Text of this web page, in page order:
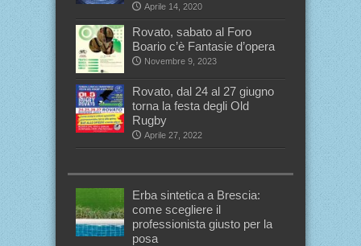
Aprile 14, 2020
Rovato, sabato al Foro
Boario c’è Fantasie d’opera
Novembre 9, 2023
Rovato, dal 24 al 27 giugno
torna la festa degli Old
Rugby
Aprile 27, 2022
Erba sintetica a Brescia:
come scegliere il
professionista giusto per la
posa